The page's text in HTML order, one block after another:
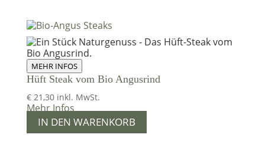
MEHR INFOS
Hüft Steak vom Bio Angusrind
€21,30 inkl. MwSt.
Mehr Infos
IN DEN WARENKORB